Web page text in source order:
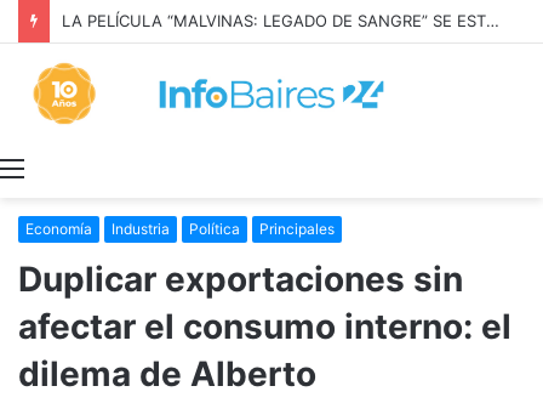
LA PELÍCULA “MALVINAS: LEGADO DE SANGRE” SE ESTRENARÁ EN PRIME VIDEO
Economía Industria Política Principales
Duplicar exportaciones sin
afectar el consumo interno: el
dilema de Alberto